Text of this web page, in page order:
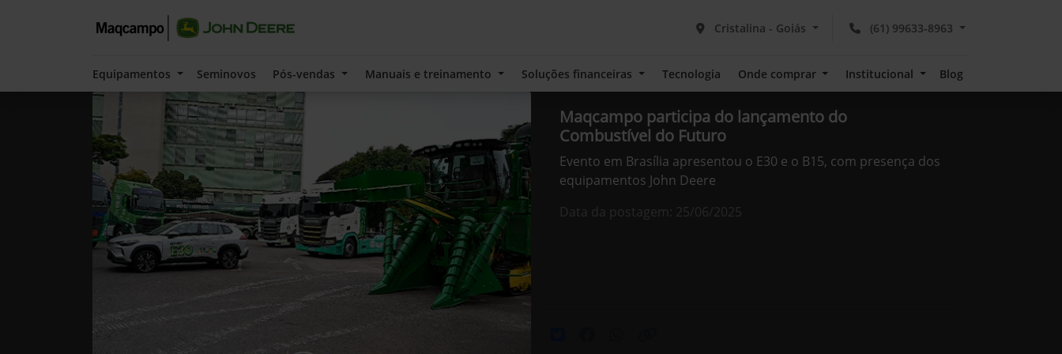
(61) 99633-8963
Cristalina - Goiás
Equipamentos Seminovos Pós-vendas Manuais e treinamento Soluções financeiras Tecnologia Onde comprar Institucional Blog
Maqcampo participa do lançamento do
Combustível do Futuro
Evento em Brasília apresentou o E30 e o B15, com presença dos
equipamentos John Deere
Data da postagem: 25/06/2025